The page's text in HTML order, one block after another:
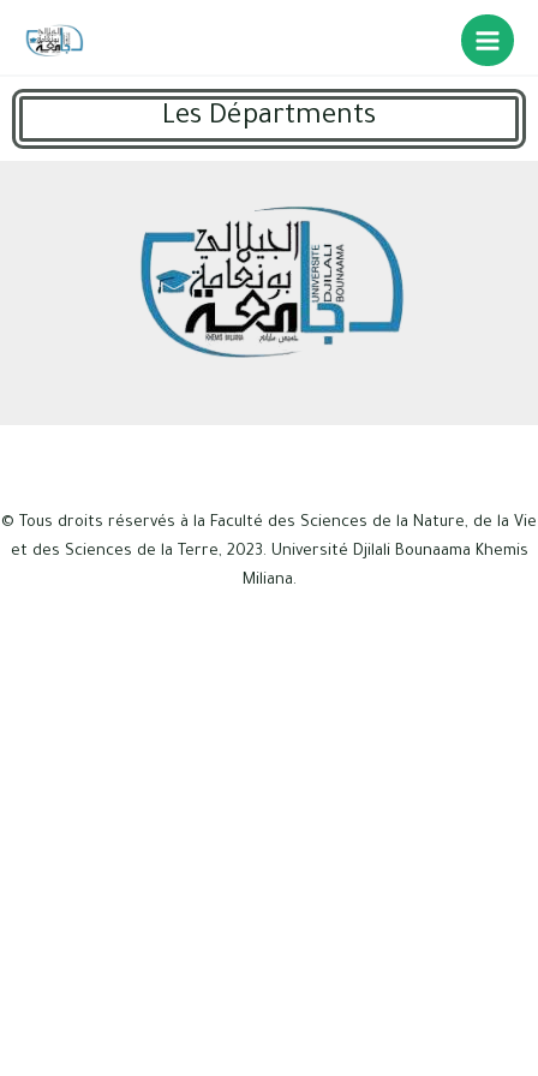
Les Départments
© Tous droits réservés à la Faculté des Sciences de la Nature, de la Vie
et des Sciences de la Terre, 2023. Université Djilali Bounaama Khemis
Miliana.